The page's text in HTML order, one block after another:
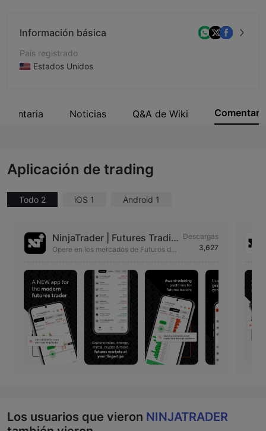
Información básica
País registrado
Estados Unidos
Empresa
Noticias Q&A de Wiki Comentar
Aplicación de trading
Todo 2 iOS 1 Android 1
NinjaTrader | Futures Tradin
g
Opere en los mercados de Futuros des
Descargas
3,627
Los usuarios que vieron NINJATRADER